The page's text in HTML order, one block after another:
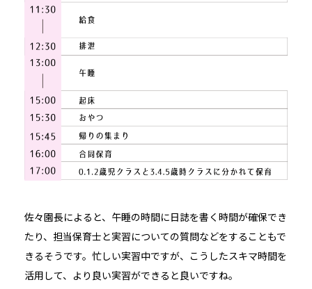
佐々園長によると、午睡の時間に日誌を書く時間が確保でき
たり、担当保育士と実習についての質問などをすることもで
きるそうです。忙しい実習中ですが、こうしたスキマ時間を
活用して、より良い実習ができると良いですね。